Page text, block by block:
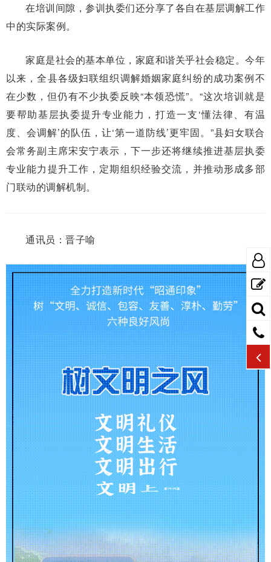
在培训间隙，参训执委们还分享了各自在基层调解工作
中的实际案例。
家庭是社会的基本单位，家庭和谐关乎社会稳定。今年
以来，全县各级妇联组织调解婚姻家庭纠纷的成功案例不
在少数，但仍有不少执委反映“本领恐慌”。“这次培训就是
要帮助基层执委提升专业能力，打造一支‘懂法律、有温
度、会调解’的队伍，让‘第一道防线’更牢固。”县妇女联合
会常务副主席宋安宁表示，下一步还将继续推进基层执委
专业能力提升工作，定期组织经验交流，并推动形成多部
门联动的调解机制。
通讯员：晋子喻